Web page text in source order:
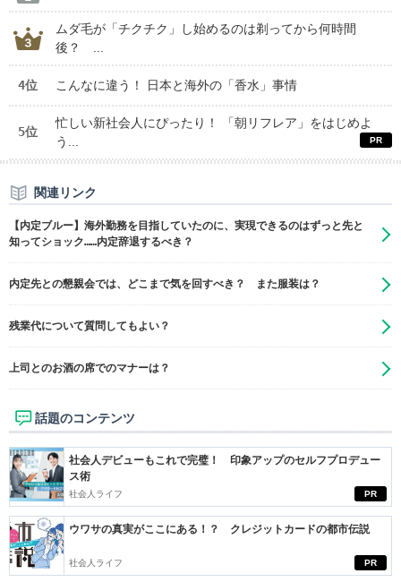
ムダ毛が「チクチク」し始めるのは剃ってから何時間
後？ ...
4位 こんなに違う！ 日本と海外の「香水」事情
5位
忙しい新社会人にぴったり！ 「朝リフレア」をはじめよ
う...
関連リンク
【内定ブルー】海外勤務を目指していたのに、実現できるのはずっと先と
知ってショック……内定辞退するべき？
内定先との懇親会では、どこまで気を回すべき？ また服装は？
残業代について質問してもよい？
上司とのお酒の席でのマナーは？
話題のコンテンツ
PR
社会人デビューもこれで完璧！ 印象アップのセルフプロデュー
ス術
社会人ライフ
PR
ウワサの真実がここにある！？ クレジットカードの都市伝説
社会人ライフ